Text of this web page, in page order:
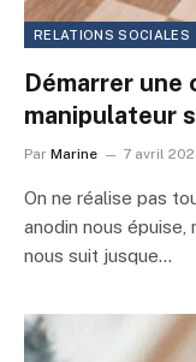
RELATIONS SOCIALES
Démarrer une
manipulateur
Par Marine 7 avril
On ne réalise pas
anodin nous
nous suit jusque…